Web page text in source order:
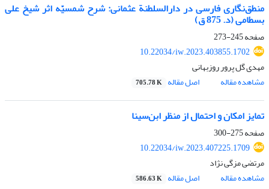
منطق‌نگاری فارسی در دارالسلطنة عثمانی: شرح شمسیّه اثر شیخ علی
بسطامی (د. 875 ق)
صفحه245-273
10.22034/iw.2023.403855.1702
مهدی گل پرور روزبهانی
مشاهده مقاله
اصل مقاله 705.78 K
تمایز امکان و احتمال از منظر ابن‌سینا
صفحه275-300
10.22034/iw.2023.407225.1709
مرتضی مزگی نژاد
مشاهده مقاله
اصل مقاله 586.63 K